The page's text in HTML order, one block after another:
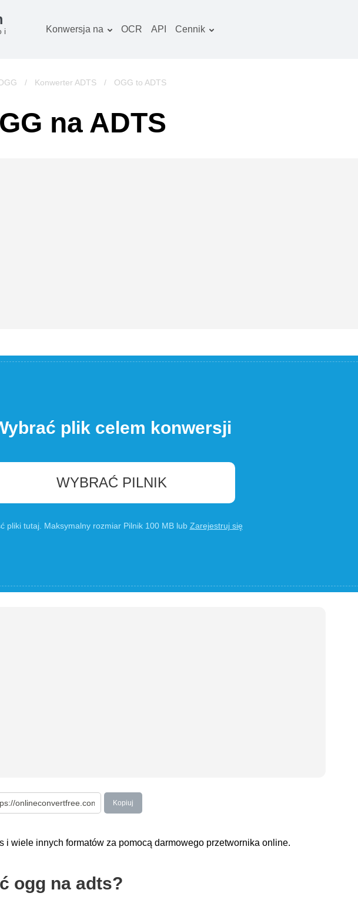
i
Konwersja na
Obraz konwerter
Books konwerter
OCR API Cennik
/ Konwerter ADTS / OGG to ADTS
na ADTS
plik celem konwersji
WYBRAĆ PILNIK
pliki tutaj. Maksymalny rozmiar Pilnik 100 MB lub Zarejestruj się
Kopiuj
i wiele innych formatów za pomocą darmowego przetwornika online.
ogg na adts?